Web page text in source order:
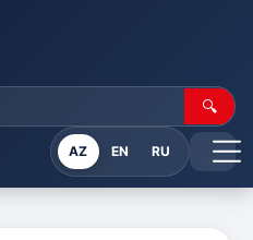
🔍
AZ EN RU